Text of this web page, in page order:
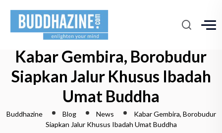
Kabar Gembira, Borobudur
Siapkan Jalur Khusus Ibadah
Umat Buddha
Buddhazine Blog News
Kabar Gembira, Borobudur
Siapkan Jalur Khusus Ibadah Umat Buddha